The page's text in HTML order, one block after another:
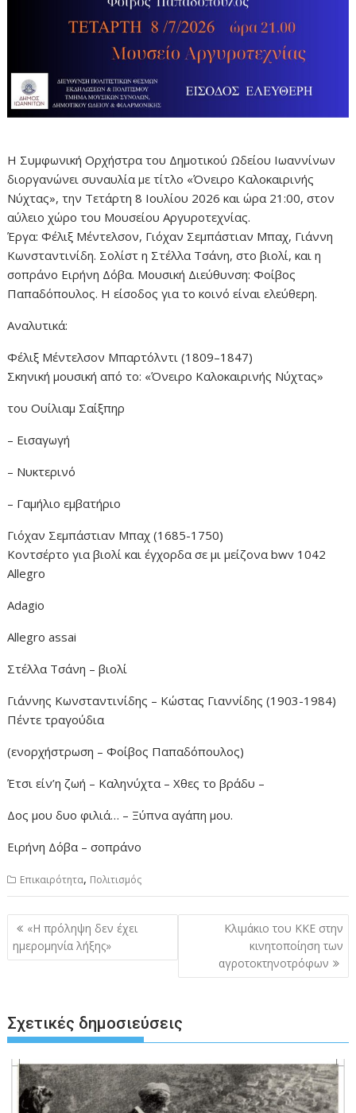
Η Συμφωνική Ορχήστρα του Δημοτικού Ωδείου Ιωαννίνων
διοργανώνει συναυλία με τίτλο «Όνειρο Καλοκαιρινής
Νύχτας», την Τετάρτη 8 Ιουλίου 2026 και ώρα 21:00, στον
αύλειο χώρο του Μουσείου Αργυροτεχνίας.
Έργα: Φέλιξ Μέντελσον, Γιόχαν Σεμπάστιαν Μπαχ, Γιάννη
Κωνσταντινίδη. Σολίστ η Στέλλα Τσάνη, στο βιολί, και η
σοπράνο Ειρήνη Δόβα. Μουσική Διεύθυνση: Φοίβος
Παπαδόπουλος. Η είσοδος για το κοινό είναι ελεύθερη.
Αναλυτικά:
Φέλιξ Μέντελσον Μπαρτόλντι (1809–1847)
Σκηνική μουσική από το: «Όνειρο Καλοκαιρινής Νύχτας»
του Ουίλιαμ Σαίξπηρ
– Εισαγωγή
– Νυκτερινό
– Γαμήλιο εμβατήριο
Γιόχαν Σεμπάστιαν Μπαχ (1685-1750)
Κοντσέρτο για βιολί και έγχορδα σε μι μείζονα bwv 1042
Allegro
Adagio
Allegro assai
Στέλλα Τσάνη – βιολί
Γιάννης Κωνσταντινίδης – Κώστας Γιαννίδης (1903-1984)
Πέντε τραγούδια
(ενορχήστρωση – Φοίβος Παπαδόπουλος)
Έτσι είν’η ζωή – Καληνύχτα – Χθες το βράδυ –
Δος μου δυο φιλιά… – Ξύπνα αγάπη μου.
Ειρήνη Δόβα – σοπράνο
Επικαιρότητα, Πολιτισμός
Πλοήγηση
άρθρων
«Η πρόληψη δεν έχει
ημερομηνία λήξης»
Kλιμάκιο του ΚΚΕ στην
κινητοποίηση των
αγροτοκτηνοτρόφων
Σχετικές δημοσιεύσεις